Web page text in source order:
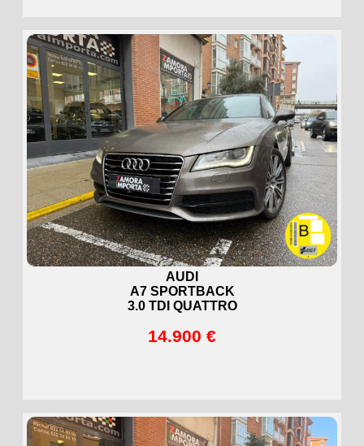
AUDI
A7 SPORTBACK
3.0 TDI QUATTRO
14.900 €